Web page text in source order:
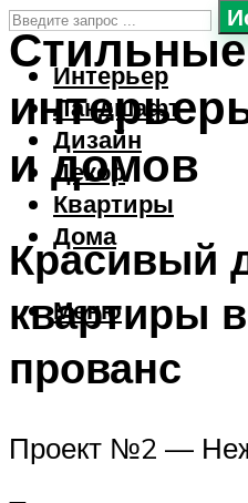
Интерьер
Ландшафт
Дизайн
Декор
Квартиры
Дома
Меню
Стильные
и домов
Красивый
квартиры
прованс
Проект №2 —